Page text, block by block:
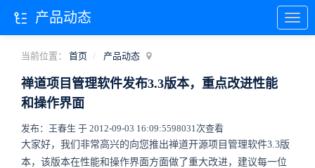
当前位置： 首页 产品动态
禅道项目管理软件发布3.3版本，重点改进性能
和操作界面
发布：王春生 于 2012-09-03 16:09:5598031次查看
大家好，我们非常高兴的向您推出禅道开源项目管理软件3.3版
本，该版本在性能和操作界面方面做了重大改进，建议每一位
产品动态